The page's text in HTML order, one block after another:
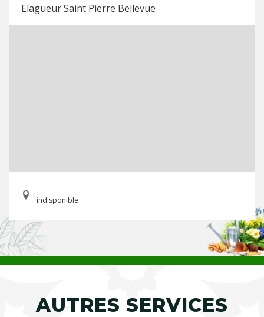
Elagueur Saint Pierre Bellevue
indisponible
AUTRES SERVICES